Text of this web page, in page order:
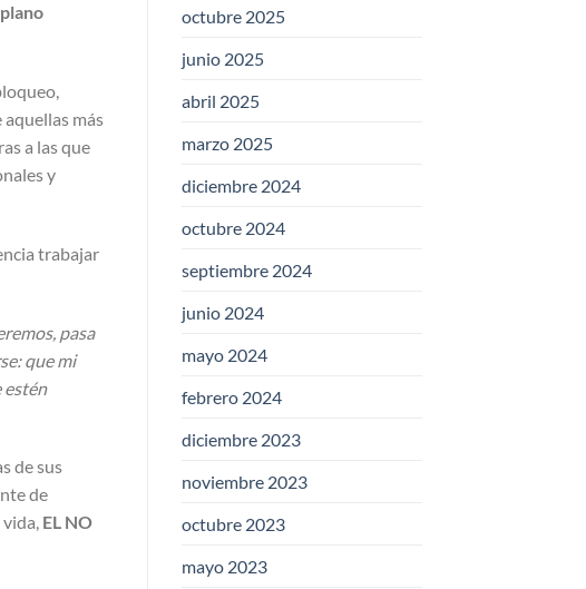
aquellas más
a las que
y
trabajar
pasa
que mi
estén
de sus
de
EL NO
octubre 2025
junio 2025
abril 2025
marzo 2025
diciembre 2024
octubre 2024
septiembre 2024
junio 2024
mayo 2024
febrero 2024
diciembre 2023
noviembre 2023
octubre 2023
mayo 2023